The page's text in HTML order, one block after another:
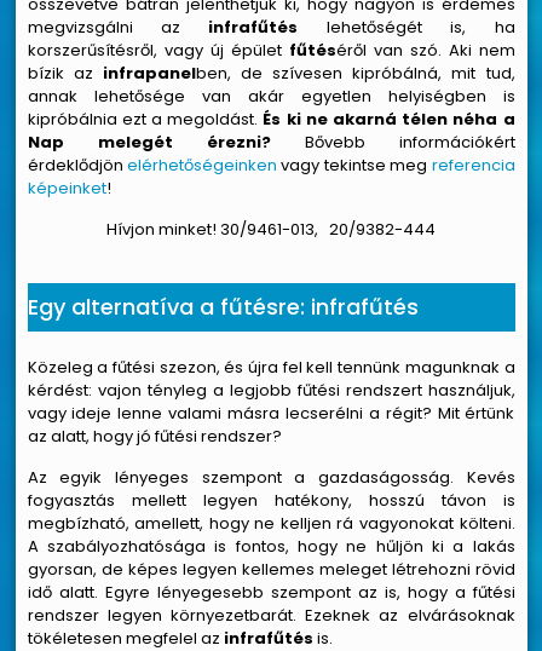
megvizsgálni az infrafűtés lehetőségét is, ha
korszerűsítésről, vagy új épület fűtéséről van szó. Aki nem
bízik az infrapanelben, de szívesen kipróbálná, mit tud,
annak lehetősége van akár egyetlen helyiségben is
kipróbálnia ezt a megoldást. És ki ne akarná télen néha a
Nap melegét érezni?Bővebb információkért
érdeklődjön elérhetőségeinken vagy tekintse meg referencia
képeinket!
Hívjon minket! 30/9461-013, 20/9382-444
Egy alternatíva a fűtésre: infrafűtés
Közeleg a fűtési szezon, és újra fel kell tennünk magunknak a
kérdést: vajon tényleg a legjobb fűtési rendszert használjuk,
vagy ideje lenne valami másra lecserélni a régit? Mit értünk
az alatt, hogy jó fűtési rendszer?
Az egyik lényeges szempont a gazdaságosság. Kevés
fogyasztás mellett legyen hatékony, hosszú távon is
megbízható, amellett, hogy ne kelljen rá vagyonokat költeni.
A szabályozhatósága is fontos, hogy ne hűljön ki a lakás
gyorsan, de képes legyen kellemes meleget létrehozni rövid
idő alatt. Egyre lényegesebb szempont az is, hogy a fűtési
rendszer legyen környezetbarát. Ezeknek az elvárásoknak
tökéletesen megfelel az infrafűtés is.